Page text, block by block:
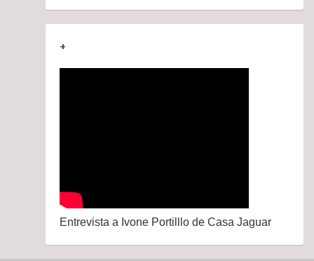
+
Entrevista a Ivone Portilllo de Casa Jaguar